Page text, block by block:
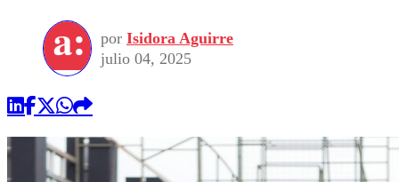
por Isidora Aguirre
julio 04, 2025